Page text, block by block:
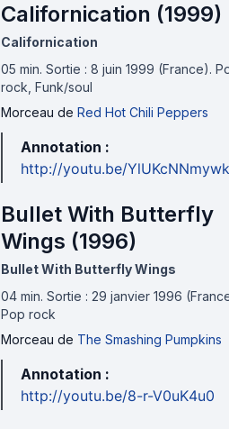
Californication (1999)
Californication
05 min. Sortie : 8 juin 1999 (France).
rock, Funk/soul
Morceau de Red Hot Chili Peppers
Annotation :
http://youtu.be/YlUKcNNmywk
Bullet With Butterfly
Wings (1996)
Bullet With Butterfly Wings
04 min. Sortie : 29 janvier 1996
Pop rock
Morceau de The Smashing Pumpkins
Annotation :
http://youtu.be/8-r-V0uK4u0